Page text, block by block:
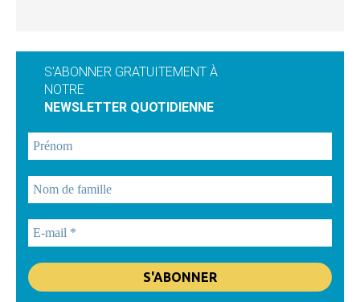
S'ABONNER GRATUITEMENT À
NOTRE
NEWSLETTER QUOTIDIENNE